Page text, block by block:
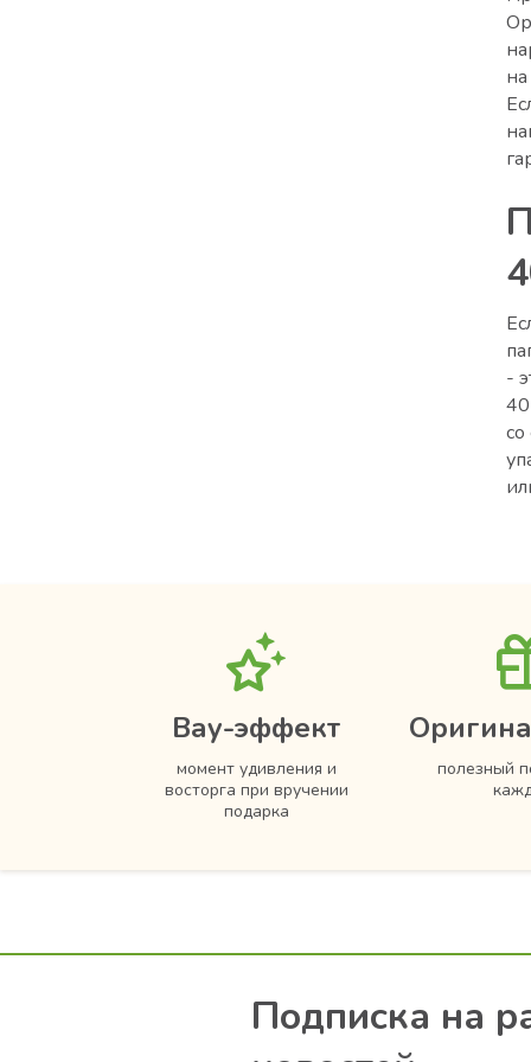
-
Вау-эффект
момент удивления и
восторга при вручении
подарка
полезный
Подписка на